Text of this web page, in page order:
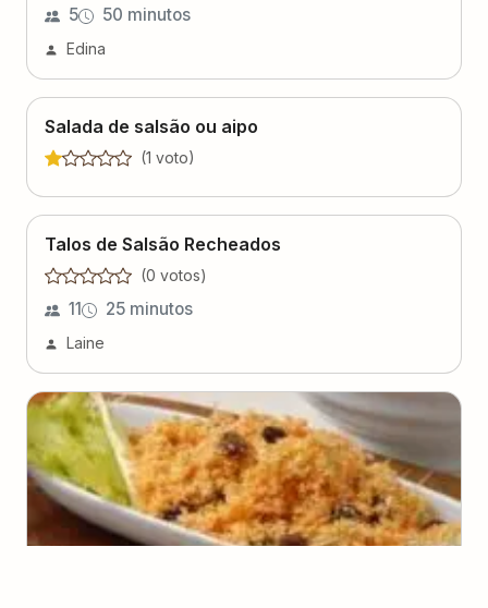
5 50 minutos
Edina
Salada de salsão ou aipo
(1 voto)
Talos de Salsão Recheados
(0 votos)
11 25 minutos
Laine